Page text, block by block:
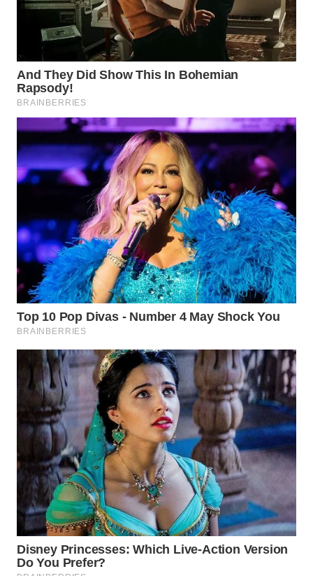
WN
KUNINGAN
WN
MAJALENGKA
WN
SUBANG
WN
WN
PURWAKARTA
WN
PRIANGAN
TIMUR
WN
SEMARANG
WN
SOLO
WN
BOROBUDUR
WN
MADURA
WN